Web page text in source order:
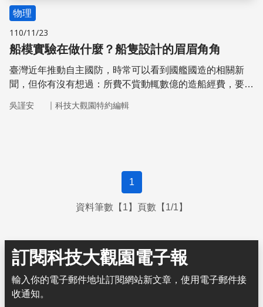
物理
110/11/23
船模實驗在做什麼？船隻設計的眉眉角角
臺灣近年推動自主國防，時常可以看到國艦國造的相關新
聞，但你有沒有想過：所費不貲動輒數億的造船經費，要如
船舶機電工程學系副教授陳政宏指出，為了驗證船隻模型性
吳謹安 ｜ 科技大觀園特約編輯
1
資料筆數【1】頁數【1/1】
訂閱科技大觀園電子報
輸入你的電子郵件地址訂閱網站新文章，使用電子郵件接
收通知。